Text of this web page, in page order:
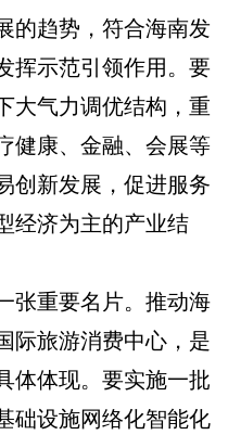
趋势，符合海南发
挥示范引领作用。要
大气力调优结构，重
健康、金融、会展等
创新发展，促进服务
经济为主的产业结
重要名片。推动海
际旅游消费中心，是
体体现。要实施一批
础设施网络化智能化